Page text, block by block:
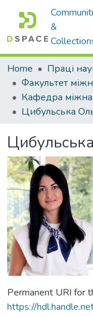
&
Home
Permanent URI for
https://